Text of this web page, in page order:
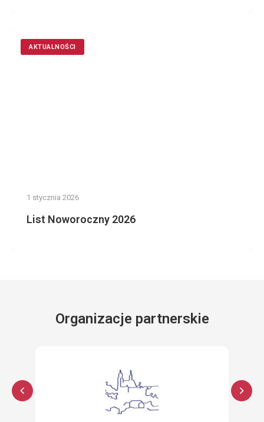
AKTUALNOŚCI
1 stycznia 2026
List Noworoczny 2026
Organizacje partnerskie